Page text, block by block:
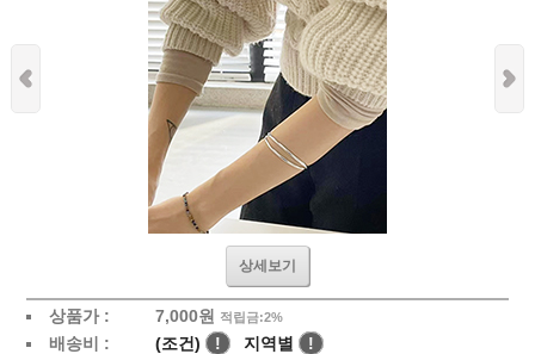
상세보기
상품가 : 7,000원 적립금:2%
배송비 : (조건) ! 지역별
!